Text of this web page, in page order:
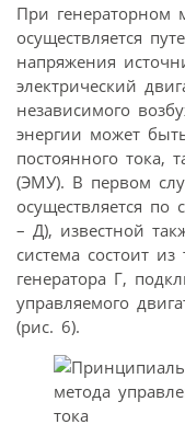
При генераторном
осуществляется
напряжения
электрический
независимого
энергии может
постоянного тока,
(ЭМУ). В первом
осуществляется по
– Д), известной
система состоит
генератора Г,
управляемого
(рис. 6).